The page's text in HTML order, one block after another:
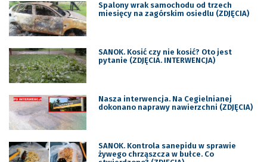
Spalony wrak samochodu od trzech
miesięcy na zagórskim osiedlu (ZDJĘCIA)
SANOK. Kosić czy nie kosić? Oto jest
pytanie (ZDJĘCIA. INTERWENCJA)
Nasza interwencja. Na Cegielnianej
dokonano naprawy nawierzchni (ZDJĘCIA)
SANOK. Kontrola sanepidu w sprawie
żywego chrząszcza w bułce. Co